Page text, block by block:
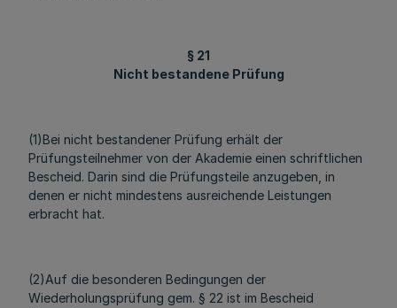
§ 21
Nicht bestandene Prüfung
(1)Bei nicht bestandener Prüfung erhält der
Prüfungsteilnehmer von der Akademie einen schriftlichen
Bescheid. Darin sind die Prüfungsteile anzugeben, in
denen er nicht mindestens ausreichende Leistungen
erbracht hat.
(2)Auf die besonderen Bedingungen der
Wiederholungsprüfung gem. § 22 ist im Bescheid